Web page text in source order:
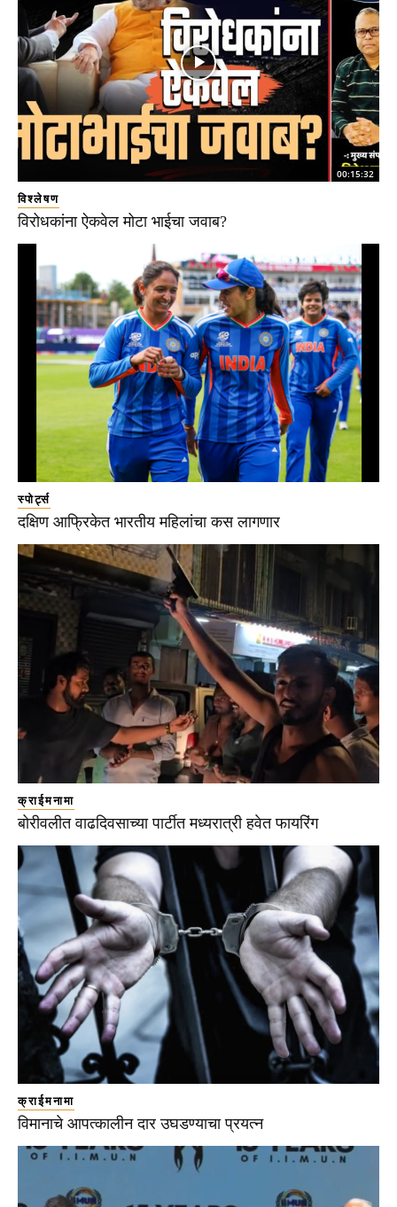
00:15:32
विश्लेषण
विरोधकांना ऐकवेल मोटा भाईचा जवाब?
स्पोर्ट्स
दक्षिण आफ्रिकेत भारतीय महिलांचा कस लागणार
क्राईमनामा
बोरीवलीत वाढदिवसाच्या पार्टीत मध्यरात्री हवेत फायरिंग
क्राईमनामा
विमानाचे आपत्कालीन दार उघडण्याचा प्रयत्न